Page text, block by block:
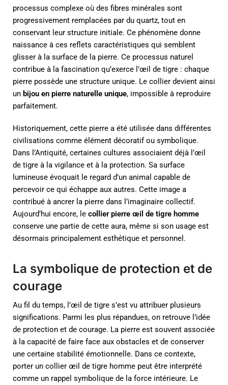
processus complexe où des fibres minérales sont
progressivement remplacées par du quartz, tout en
conservant leur structure initiale. Ce phénomène donne
naissance à ces reflets caractéristiques qui semblent
glisser à la surface de la pierre. Ce processus naturel
contribue à la fascination qu’exerce l’œil de tigre : chaque
pierre possède une structure unique. Le collier devient ainsi
un bijou en pierre naturelle unique, impossible à reproduire
parfaitement.
Historiquement, cette pierre a été utilisée dans différentes
civilisations comme élément décoratif ou symbolique.
Dans l’Antiquité, certaines cultures associaient déjà l’œil
de tigre à la vigilance et à la protection. Sa surface
lumineuse évoquait le regard d’un animal capable de
percevoir ce qui échappe aux autres. Cette image a
contribué à ancrer la pierre dans l’imaginaire collectif.
Aujourd’hui encore, le collier pierre œil de tigre homme
conserve une partie de cette aura, même si son usage est
désormais principalement esthétique et personnel.
La symbolique de protection et de
courage
Au fil du temps, l’œil de tigre s’est vu attribuer plusieurs
significations. Parmi les plus répandues, on retrouve l’idée
de protection et de courage. La pierre est souvent associée
à la capacité de faire face aux obstacles et de conserver
une certaine stabilité émotionnelle. Dans ce contexte,
porter un collier œil de tigre homme peut être interprété
comme un rappel symbolique de la force intérieure. Le